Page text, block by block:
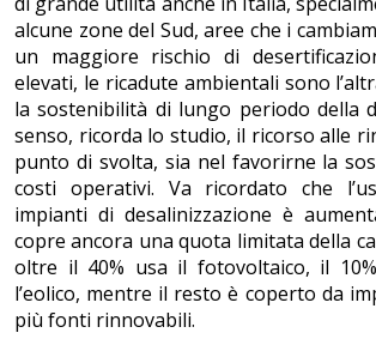
alcune zone del Sud, aree che i
un maggiore rischio di
elevati, le ricadute ambientali sono
la sostenibilità di lungo periodo della
senso, ricorda lo studio, il ricorso alle
punto di svolta, sia nel favorirne la
costi operativi. Va ricordato che
impianti di desalinizzazione è
copre ancora una quota limitata della
oltre il 40% usa il fotovoltaico, il
l’eolico, mentre il resto è coperto da
più fonti rinnovabili.